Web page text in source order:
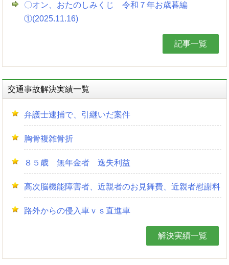
〇オン、おたのしみくじ 令和７年お歳暮編
①(2025.11.16)
記事一覧
交通事故解決実績一覧
弁護士逮捕で、引継いだ案件
胸骨複雑骨折
８５歳 無年金者 逸失利益
高次脳機能障害者、近親者のお見舞費、近親者慰謝料
路外からの侵入車ｖｓ直進車
解決実績一覧